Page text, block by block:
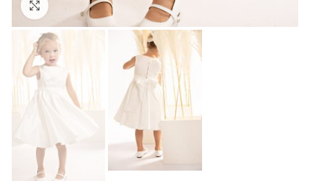
Click to enlarge